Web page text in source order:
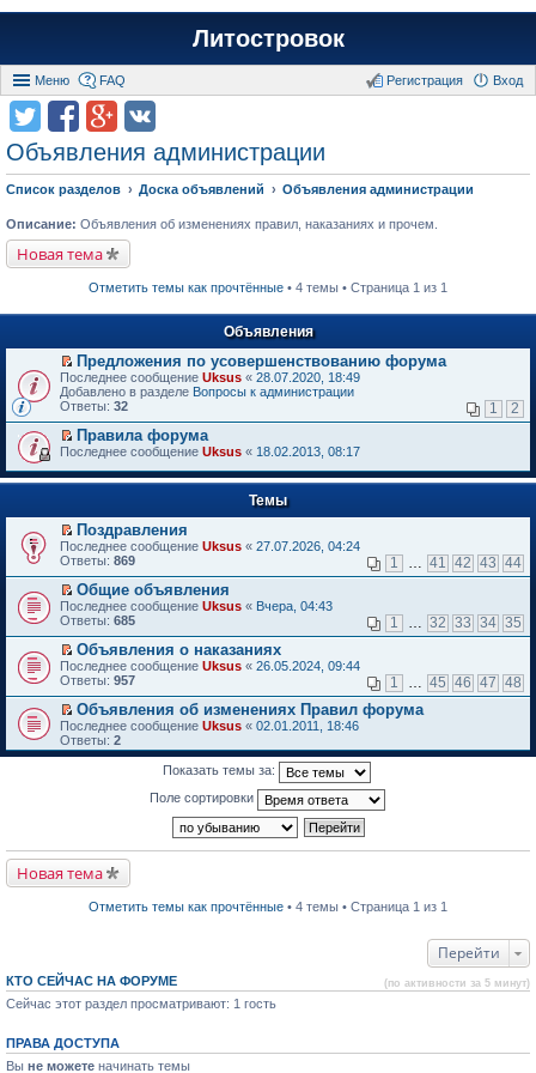
Литостровок
Меню FAQ Вход
Регистрация
Объявления администрации
Список разделов Доска объявлений Объявления администрации
Описание: Объявления об изменениях правил, наказаниях и прочем.
Новая тема
Отметить темы как прочтённые • 4 темы • Страница 1 из 1
Объявления
П
е
р
й
т
и
к
п
р
о
м
у
н
е
п
о
ч
и
т
а
н
н
о
м
щ
е
н
и
Предложения по усовершенствованию форума
Последнее сообщение Uksus « 28.07.2020, 18:49
Добавлено в разделе Вопросы к администрации
Ответы: 32 1 2
П
р
т
и
к
п
е
р
в
о
м
у
н
е
р
о
ч
и
у
с
о
ю
Правила форума
Последнее сообщение Uksus « 18.02.2013, 08:17
Темы
П
е
е
й
т
и
к
п
е
р
в
о
м
у
н
т
а
н
о
о
б
н
Поздравления
Последнее сообщение Uksus « 27.07.2026, 04:24
Ответы: 869 1 41 42 43 44
П
е
е
й
т
и
к
п
е
р
в
р
о
ч
о
м
у
о
б
Общие объявления
Последнее сообщение Uksus « Вчера, 04:43
Ответы: 685 1 32 33 34 35
П
е
е
й
т
и
м
у
н
е
т
а
н
о
м
у
Объявления о наказаниях
Последнее сообщение Uksus « 26.05.2024, 09:44
Ответы: 957 1 45 46 47 48
П
е
р
е
в
р
о
ч
т
а
н
Объявления об изменениях Правил форума
Последнее сообщение Uksus « 02.01.2011, 18:46
Ответы: 2
Показать темы за:
Поле сортировки
Новая тема
Отметить темы как прочтённые • 4 темы • Страница 1 из 1
Перейти
КТО СЕЙЧАС НА ФОРУМЕ (по активности за 5 минут)
Сейчас этот раздел просматривают: 1 гость
ПРАВА ДОСТУПА
Вы не можете начинать темы